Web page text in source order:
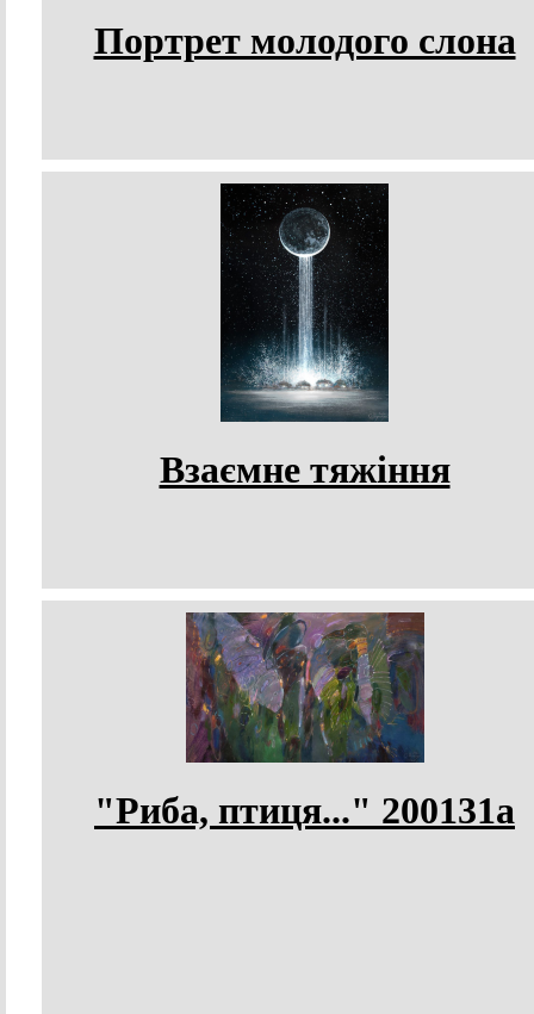
Портрет молодого слона
Взаємне тяжіння
"Риба, птиця..." 200131а